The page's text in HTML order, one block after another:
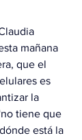
mañana
que el
es
la
tiene que
está la